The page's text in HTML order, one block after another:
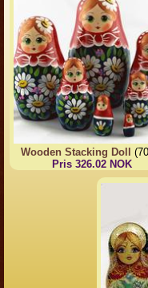
Wooden Stacking Doll
Pris 326.02 NOK